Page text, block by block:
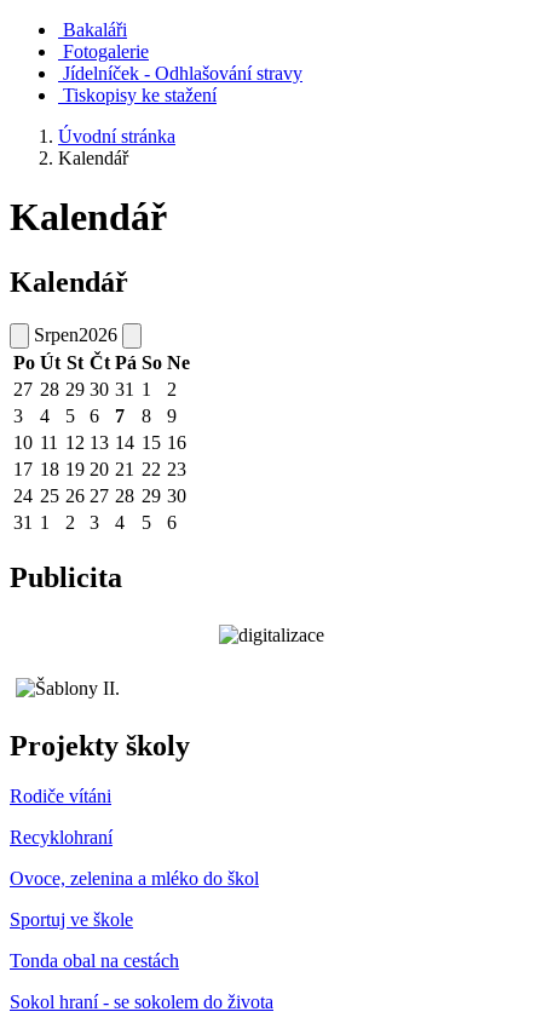
Bakaláři
Fotogalerie
Jídelníček - Odhlašování stravy
Tiskopisy ke stažení
Úvodní stránka
Kalendář
Kalendář
Kalendář
Srpen2026
Po Út St Čt Pá So Ne
27 28 29 30 31 1
2
3
4 5 6 7 8
9
10 11 12 13 14 15 16
17 18 19 20 21 22 23
24 25 26 27 28 29 30
31 1 2 3 4 5 6
Publicita
Projekty školy
Rodiče vítáni
Recyklohraní
Ovoce, zelenina a mléko do škol
Sportuj ve škole
Tonda obal na cestách
Sokol hraní - se sokolem do života